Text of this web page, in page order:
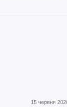
15 червня